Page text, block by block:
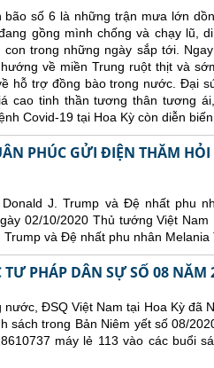
bão số 6 là những trận mưa lớn
gồng mình chống và chạy lũ,
trong những ngày sắp tới.
về miền Trung ruột thịt và
hỗ trợ đồng bào trong nước. Đại
cao tinh thần tương thân tương
Covid-19 tại Hoa Kỳ còn diễn
PHÚC GỬI ĐIỆN THĂM
J. Trump và Đệ nhất phu
02/10/2020 Thủ tướng Việt Nam
và Đệ nhất phu nhân Melania
TƯ PHÁP DÂN SỰ SỐ 08 NĂM
ĐSQ Việt Nam tại Hoa Kỳ đã
sách trong Bản Niêm yết số 08/
máy lẻ 113 vào các buổi